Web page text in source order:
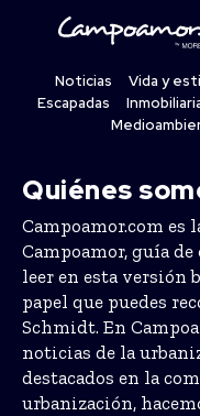
Noticias Vida y
Escapadas
Quiénes
Campoamor.com es
Campoamor, guía
leer en esta versión
papel que puedes
Schmidt. En
noticias de la
destacados en la
urbanización,